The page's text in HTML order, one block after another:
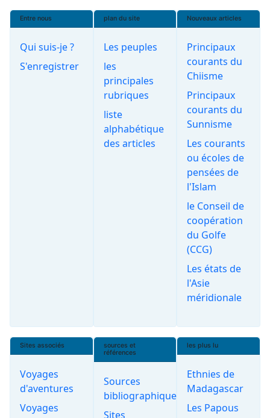
Entre nous
Qui suis-je ?
S'enregistrer
plan du site
Les peuples
les
principales
rubriques
liste
alphabétique
des articles
Nouveaux articles
Principaux
courants du
Chiisme
Principaux
courants du
Sunnisme
Les courants
ou écoles de
pensées de
l'Islam
le Conseil de
coopération
du Golfe
(CCG)
Les états de
l'Asie
méridionale
Sites associés
Voyages
d'aventures
Voyages
sources et
références
Sources
bibliographiques
Sites
les plus lu
Ethnies de
Madagascar
Les Papous